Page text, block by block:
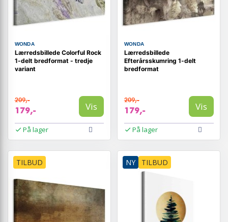
WONDA
Lærredsbillede Colorful Rock
1-delt bredformat - tredje
variant
209,-
179,- Vis
På lager
WONDA
Lærredsbillede
Efterårsskumring 1-delt
bredformat
209,-
179,- Vis
På lager
TILBUD NY TILBUD